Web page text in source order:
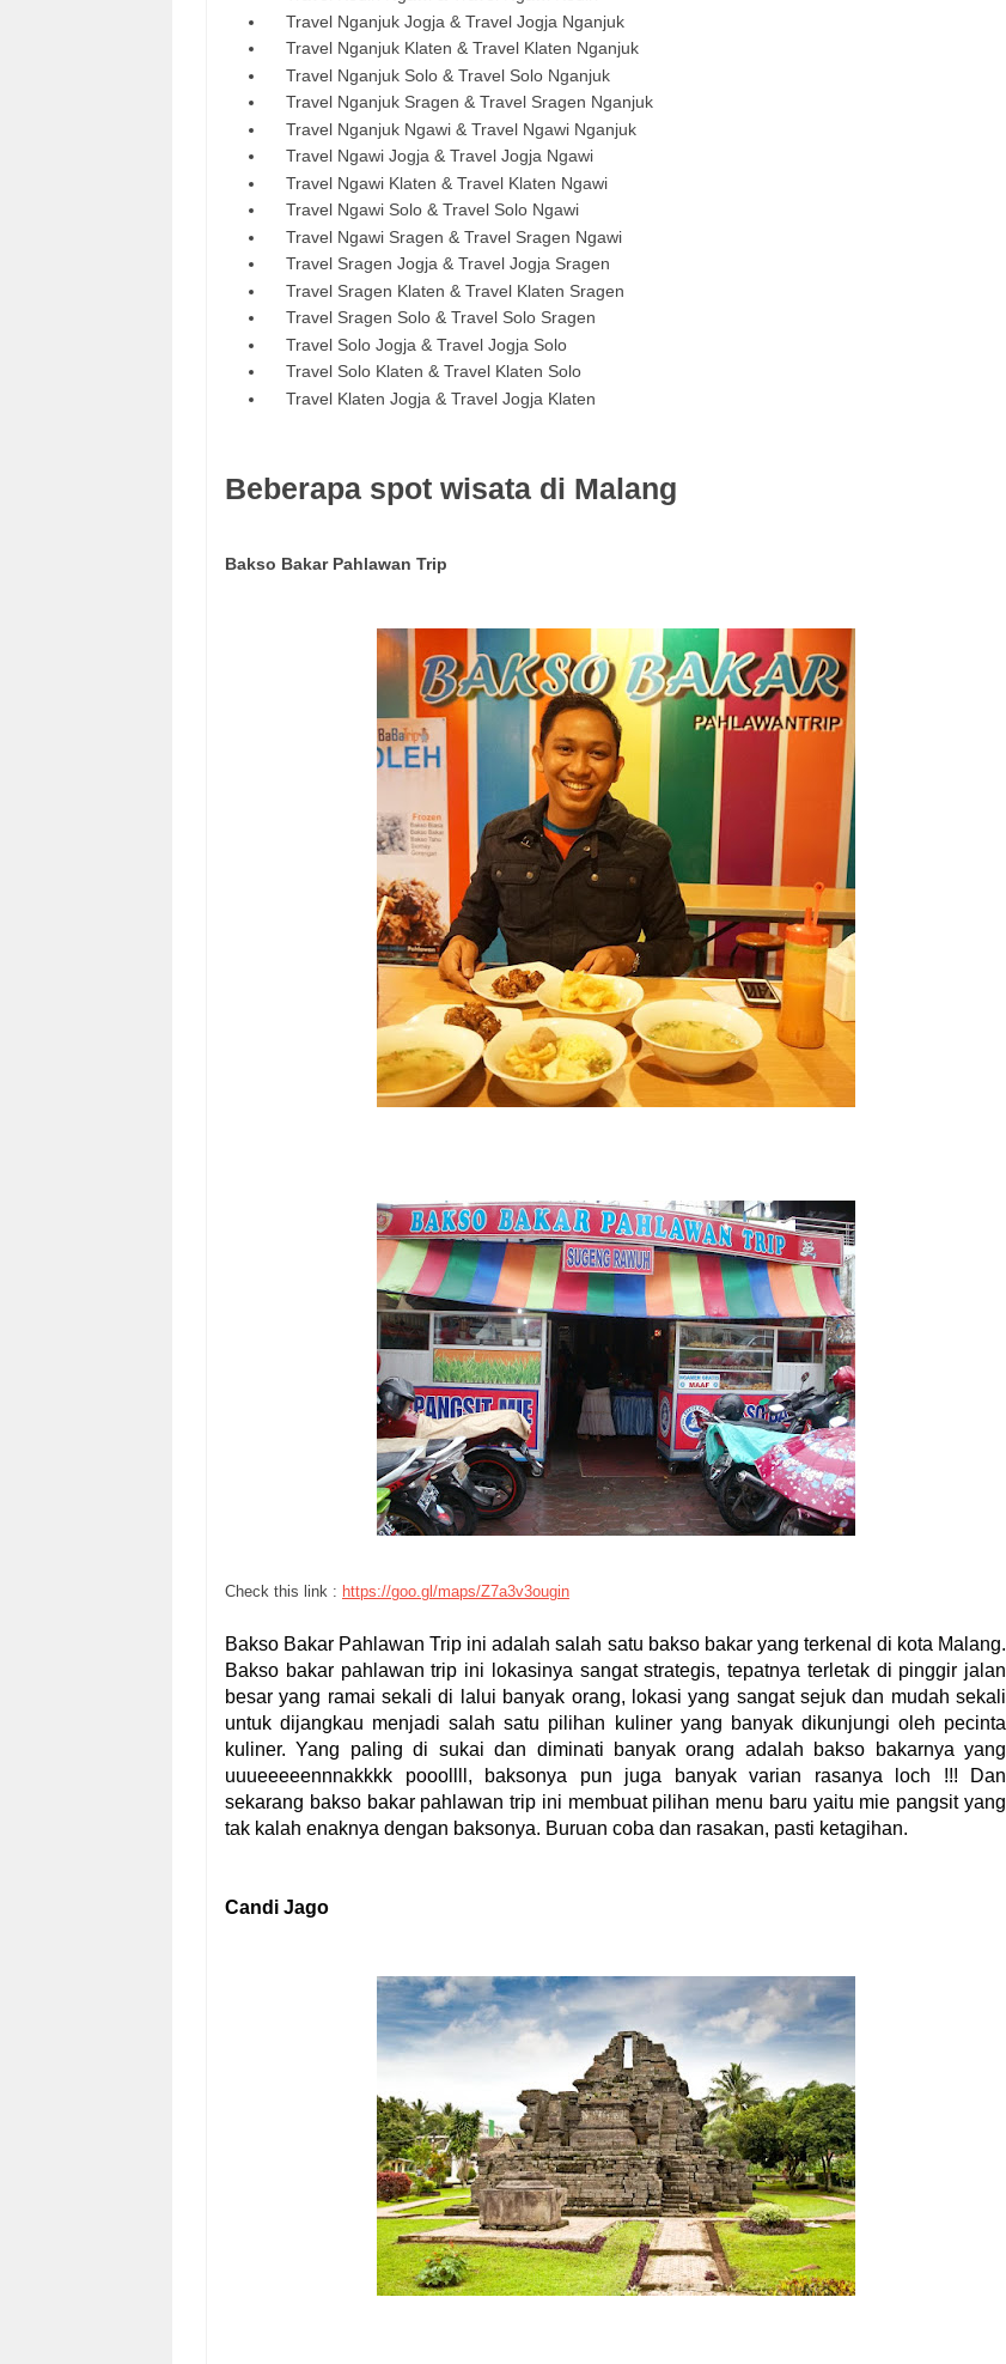
Travel Nganjuk Jogja & Travel Jogja Nganjuk
Travel Nganjuk Klaten & Travel Klaten Nganjuk
Travel Nganjuk Solo & Travel Solo Nganjuk
Travel Nganjuk Sragen & Travel Sragen Nganjuk
Travel Nganjuk Ngawi & Travel Ngawi Nganjuk
Travel Ngawi Jogja & Travel Jogja Ngawi
Travel Ngawi Klaten & Travel Klaten Ngawi
Travel Ngawi Solo & Travel Solo Ngawi
Travel Ngawi Sragen & Travel Sragen Ngawi
Travel Sragen Jogja & Travel Jogja Sragen
Travel Sragen Klaten & Travel Klaten Sragen
Travel Sragen Solo & Travel Solo Sragen
Travel Solo Jogja & Travel Jogja Solo
Travel Solo Klaten & Travel Klaten Solo
Travel Klaten Jogja & Travel Jogja Klaten
Beberapa spot wisata di Malang
Bakso Bakar Pahlawan Trip
Check this link : https://goo.gl/maps/Z7a3v3ougin
Bakso Bakar Pahlawan Trip ini adalah salah satu bakso bakar yang terkenal di kota Malang.
Bakso bakar pahlawan trip ini lokasinya sangat strategis, tepatnya terletak di pinggir jalan
besar yang ramai sekali di lalui banyak orang, lokasi yang sangat sejuk dan mudah sekali
untuk dijangkau menjadi salah satu pilihan kuliner yang banyak dikunjungi oleh pecinta
kuliner. Yang paling di sukai dan diminati banyak orang adalah bakso bakarnya yang
uuueeeeennnakkkk pooollll, baksonya pun juga banyak varian rasanya loch !!! Dan
sekarang bakso bakar pahlawan trip ini membuat pilihan menu baru yaitu mie pangsit yang
tak kalah enaknya dengan baksonya. Buruan coba dan rasakan, pasti ketagihan.
Candi Jago